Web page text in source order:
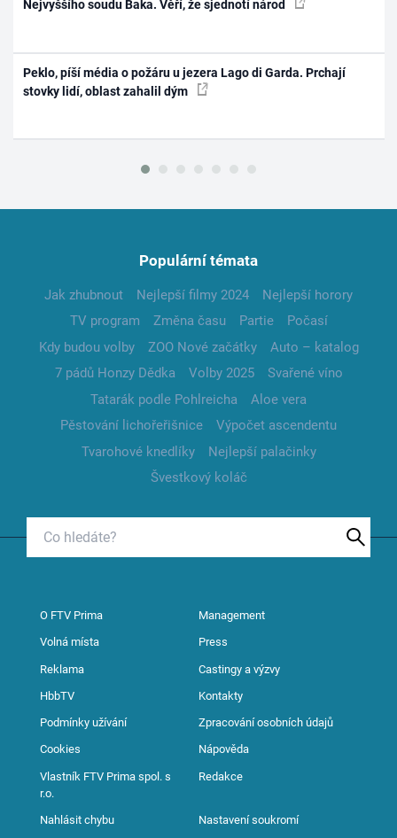
Nejvyššího soudu Baka. Věří, že sjednotí národ
Peklo, píší média o požáru u jezera Lago di Garda. Prchají
stovky lidí, oblast zahalil dým
Populární témata
Jak zhubnout Nejlepší filmy 2024
Nejlepší horory
TV program
Změna času Partie
Počasí
Kdy budou volby
ZOO Nové začátky
Auto – katalog
7 pádů Honzy Dědka
Volby 2025
Svařené víno
Tatarák podle Pohlreicha
Aloe vera
Pěstování lichořeřišnice
Výpočet ascendentu
Tvarohové knedlíky
Nejlepší palačinky
Švestkový koláč
O FTV Prima Management
Volná místa Press
Reklama Castingy a výzvy
HbbTV Kontakty
Podmínky užívání Zpracování osobních údajů
Cookies Nápověda
Vlastník FTV Prima spol. s
r.o.
Redakce
Nahlásit chybu Nastavení soukromí